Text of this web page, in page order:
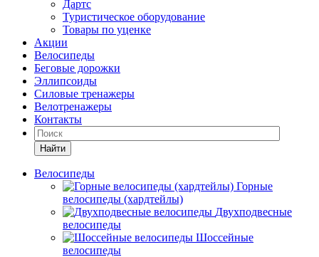
Дартс
Туристическое оборудование
Товары по уценке
Акции
Велосипеды
Беговые дорожки
Эллипсоиды
Силовые тренажеры
Велотренажеры
Контакты
Найти
Велосипеды
Горные
велосипеды (хардтейлы)
Двухподвесные
велосипеды
Шоссейные
велосипеды